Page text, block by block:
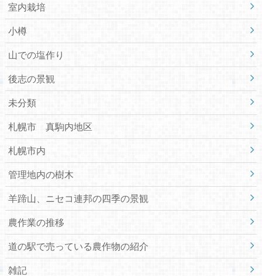
室内栽培
小樽
山での塩作り
後志の景観
未分類
札幌市 真駒内地区
札幌市内
管理地内の樹木
羊蹄山、ニセコ連邦の四季の景観
農作業の推移
道の駅で売っている農作物の紹介
雑記